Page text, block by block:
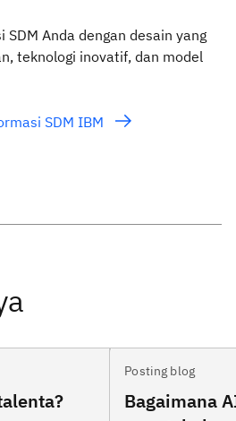
SDM Anda dengan desain yang
teknologi inovatif, dan model
SDM IBM
Posting blog
Bagaimana